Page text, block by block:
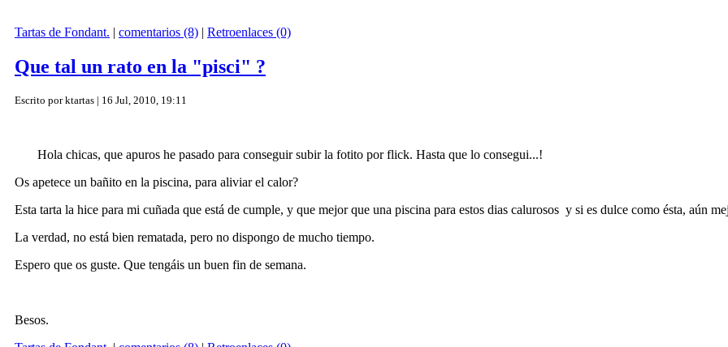
Tartas de Fondant. | comentarios (8) | Retroenlaces (0)
Que tal un rato en la "pisci" ?
Escrito por ktartas | 16 Jul, 2010, 19:11
Hola chicas, que apuros he pasado para conseguir subir la fotito por flick. Hasta que lo consegui...!
Os apetece un bañito en la piscina, para aliviar el calor?
Esta tarta la hice para mi cuñada que está de cumple, y que mejor que una piscina para estos dias calurosos y si es dulce como ésta, aún
La verdad, no está bien rematada, pero no dispongo de mucho tiempo.
Espero que os guste. Que tengáis un buen fin de semana.
Besos.